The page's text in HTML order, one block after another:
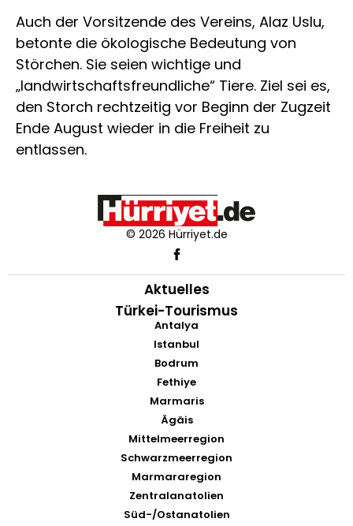
Auch der Vorsitzende des Vereins, Alaz Uslu,
betonte die ökologische Bedeutung von
Störchen. Sie seien wichtige und
„landwirtschaftsfreundliche“ Tiere. Ziel sei es,
den Storch rechtzeitig vor Beginn der Zugzeit
Ende August wieder in die Freiheit zu
entlassen.
© 2026 Hürriyet.de
Aktuelles
Türkei-Tourismus
Antalya
Istanbul
Bodrum
Fethiye
Marmaris
Ägäis
Mittelmeerregion
Schwarzmeerregion
Marmararegion
Zentralanatolien
Süd-/Ostanatolien